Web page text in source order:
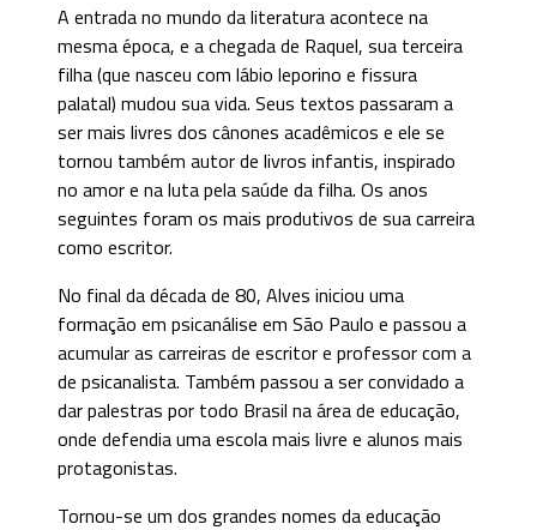
A entrada no mundo da literatura acontece na
mesma época, e a chegada de Raquel, sua terceira
filha (que nasceu com lábio leporino e fissura
palatal) mudou sua vida. Seus textos passaram a
ser mais livres dos cânones acadêmicos e ele se
tornou também autor de livros infantis, inspirado
no amor e na luta pela saúde da filha. Os anos
seguintes foram os mais produtivos de sua carreira
como escritor.
No final da década de 80, Alves iniciou uma
formação em psicanálise em São Paulo e passou a
acumular as carreiras de escritor e professor com a
de psicanalista. Também passou a ser convidado a
dar palestras por todo Brasil na área de educação,
onde defendia uma escola mais livre e alunos mais
protagonistas.
Tornou-se um dos grandes nomes da educação